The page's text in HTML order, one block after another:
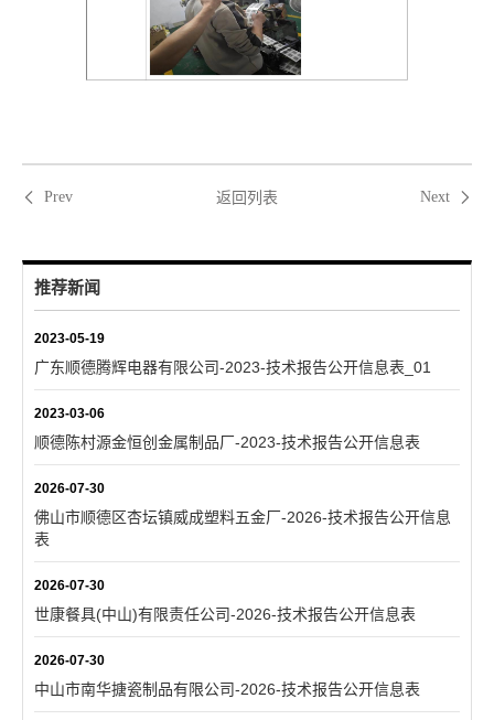
Prev 返回列表 Next
推荐新闻
2023-05-19
广东顺德腾辉电器有限公司-2023-技术报告公开信息表_01
2023-03-06
顺德陈村源金恒创金属制品厂-2023-技术报告公开信息表
2026-07-30
佛山市顺德区杏坛镇威成塑料五金厂-2026-技术报告公开信息
表
2026-07-30
世康餐具(中山)有限责任公司-2026-技术报告公开信息表
2026-07-30
中山市南华搪瓷制品有限公司-2026-技术报告公开信息表